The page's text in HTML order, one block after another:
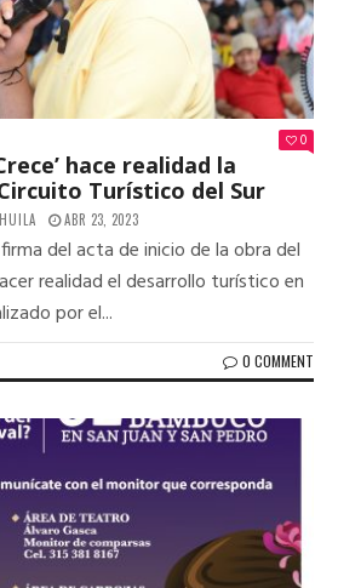
0
hace realidad la
Turístico del Sur
ABR 23, 2023
del acta de inicio de la obra del
realidad el desarrollo turístico en
por el...
0 COMMENT